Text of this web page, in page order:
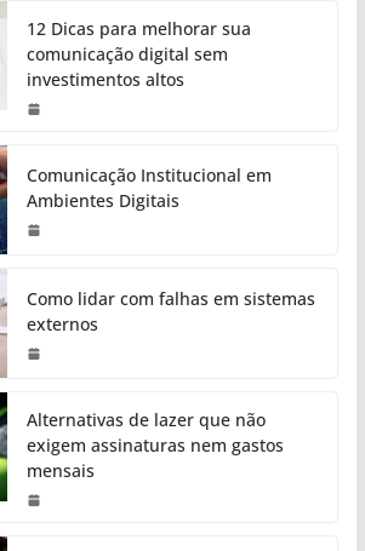
12 Dicas para melhorar sua
comunicação digital sem
investimentos altos
Comunicação Institucional em
Ambientes Digitais
Como lidar com falhas em sistemas
externos
Alternativas de lazer que não
exigem assinaturas nem gastos
mensais